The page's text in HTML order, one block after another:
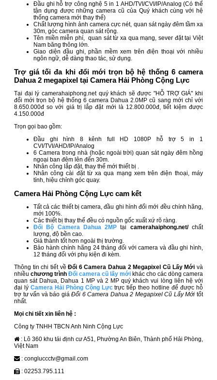
Đầu ghi hỗ trợ công nghệ 5 in 1 AHD/TVI/CVI/IP/Analog (Có thể
tận dụng được những camera cũ của Quý khách cùng với hệ
thống camera mới thay thế)
Chất lượng hình ảnh camera cực nét, quan sát ngày đêm tầm xa
30m, góc camera quan sát rộng.
Tên miền miễn phí, quan sát từ xa qua mạng, sever đặt tại Việt
Nam băng thông lớn.
Giao diện đầu ghi, phần mềm xem trên điện thoại với nhiều
ngôn ngữ, dễ dàng thao tác, sử dụng.
Trợ giá tối đa khi đổi mới trọn bộ hệ thống 6 camera
Dahua 2 megapixel tại Camera Hải Phòng Cộng Lực
Tại đại lý camerahaiphong.net quý khách sẽ được "HỖ TRỢ GIÁ" khi
đổi mới trọn bộ hệ thống 6 camera Dahua 2.0MP cũ sang mới chỉ với
8.650.000đ so với giá trị lắp đặt mới là 12.800.000đ, tiết kiệm được
4.150.000đ
Trọn gọi bao gồm:
Đầu ghi hình 8 kênh full HD 1080P hỗ trợ 5 in 1
CVI/TVI/AHD/IP/Analog
6 Camera trong nhà (hoặc ngoài trời) quan sát ngày đêm hồng
ngoại ban đêm lên đến 30m.
Nhân công lắp đặt, thay thế mới thiết bị .
Nhân công cài đặt từ xa qua mạng xem trên điện thoại, máy
tính, hiệu chỉnh góc quay.
Camera Hải Phòng Cộng Lực cam kết
Tất cả các thiết bị camera, đầu ghi hình đổi mới đều chính hãng,
mới 100%.
Các thiết bị thay thế đều có nguồn gốc xuất xứ rõ ràng.
Đổi Bộ Camera Dahua 2MP tại camerahaiphong.net/chất
lượng, độ bền cao.
Giá thành tốt hơn ngoài thị trường.
Bảo hành chính hãng 24 tháng đối với camera và đầu ghi hình,
12 tháng đối với phụ kiện đi kèm.
Thông tin chi tiết vềĐổi 6 Camera Dahua 2 Megapixel Cũ Lấy Mới và
nhiều chương trình Đổi camera cũ lấy mớikhác cho các dòng camera
quan sát Dahua, Dahua 1 MP và 2 MP quý khách vui lòng liên hệ với
đại lý Camera Hải Phòng Cộng Lực trực tiếp theo hotline để được hỗ
trợ tư vấn và báo giáĐổi 6 Camera Dahua 2 Megapixel Cũ Lấy Mới tốt
nhất.
Mọi chi tiết xin liên hệ :
Công ty TNHH TBCN Anh Ninh Cộng Lực
: Lô 360 khu tái định cư A51, Phường An Biên, Thành phố Hải Phòng,
Việt Nam
: congluccctv@gmail.com
: 02253.795.111